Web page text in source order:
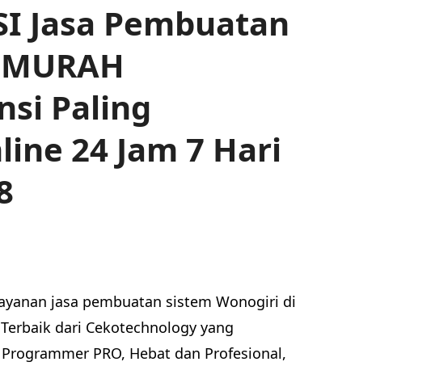
Jasa Pembuatan
Paling
24 Jam 7 Hari
jasa pembuatan sistem Wonogiri di
dari Cekotechnology yang
PRO, Hebat dan Profesional,